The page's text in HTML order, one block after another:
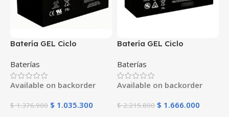
Batería GEL Ciclo
POWEST FLS121000DC |
Energía Solar | Deep Cycle
VRLA | Off-Grid
Baterías
Available on backorder
$1.376.900 $ 1.035.300
Batería GEL Ciclo
POWEST FLS121500DC |
Energía Solar | Deep Cycle
VRLA | Off-Grid
Baterías
Available on backorder
$2.215.800 $ 1.666.000